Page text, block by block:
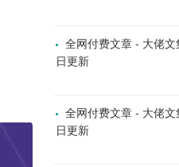
全网付费文章 - 大佬
日更新
全网付费文章 - 大佬
日更新